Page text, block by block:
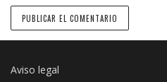
Aviso legal